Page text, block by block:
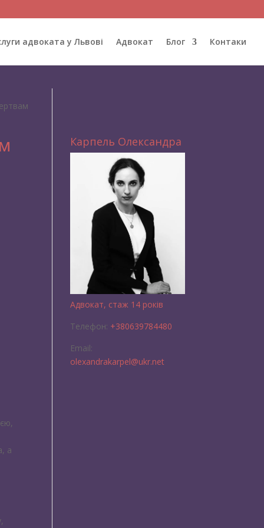
адвоката у Львові Адвокат Блог Контаки
а
Карпель Олександра
Адвокат, стаж 14 років
Телефон: +380639784480
Email:
olexandrakarpel@ukr.net